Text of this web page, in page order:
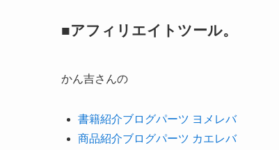
■アフィリエイトツール。
かん吉さんの
書籍紹介ブログパーツ ヨメレバ
商品紹介ブログパーツ カエレバ